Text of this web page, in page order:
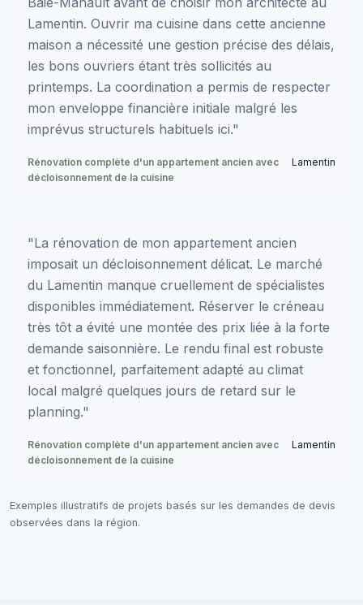
Lamentin. Ouvrir ma cuisine dans cette ancienne
maison a nécessité une gestion précise des délais,
les bons ouvriers étant très sollicités au
printemps. La coordination a permis de respecter
mon enveloppe financière initiale malgré les
imprévus structurels habituels ici."
Rénovation complète d'un appartement ancien avec
décloisonnement de la cuisine
Lamentin
"La rénovation de mon appartement ancien
imposait un décloisonnement délicat. Le marché
du Lamentin manque cruellement de spécialistes
disponibles immédiatement. Réserver le créneau
très tôt a évité une montée des prix liée à la forte
demande saisonnière. Le rendu final est robuste
et fonctionnel, parfaitement adapté au climat
local malgré quelques jours de retard sur le
planning."
Rénovation complète d'un appartement ancien avec
décloisonnement de la cuisine
Lamentin
Exemples illustratifs de projets basés sur les demandes de devis
observées dans la région.